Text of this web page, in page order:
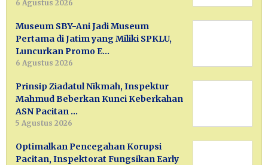
6 Agustus 2026
Museum SBY-Ani Jadi Museum
Pertama di Jatim yang Miliki SPKLU,
Luncurkan Promo E…
6 Agustus 2026
Prinsip Ziadatul Nikmah, Inspektur
Mahmud Beberkan Kunci Keberkahan
ASN Pacitan …
5 Agustus 2026
Optimalkan Pencegahan Korupsi
Pacitan, Inspektorat Fungsikan Early